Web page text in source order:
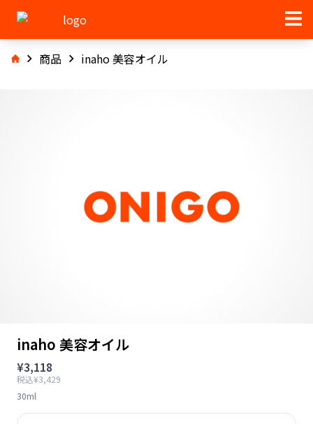
商品 inaho 美容オイル
inaho 美容オイル
¥3,118
税込¥3,429
30ml